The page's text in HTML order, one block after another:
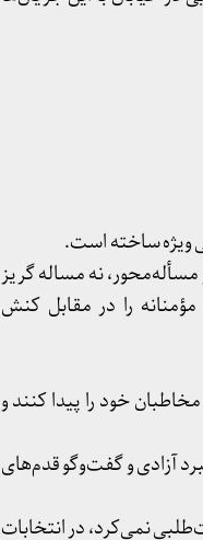
ساخته است.
نه مساله گریز
را در مقابل کنش
خود را پیدا کنند و
آزادی و گفت‌وگو قدم‌های
نمی‌کرد، در انتخابات